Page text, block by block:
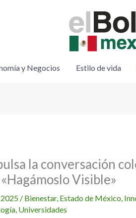
y Negocios Estilo de vida
la conversación
Visible»
/ Bienestar, Estado de México,
, Universidades